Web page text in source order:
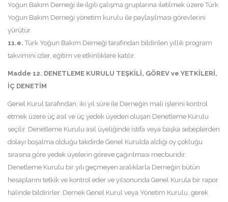
Yoğun Bakım Derneği ile ilgili çalışma gruplarına iletilmek üzere Türk
Yoğun Bakım Derneği yönetim kurulu ile paylaşılması görevlerini
yürütür.
11.e. Türk Yoğun Bakım Derneği tarafından bildirilen yıllık program
takvimini izler, eğitim ve etkinliklere katılır.
Madde 12. DENETLEME KURULU TEŞKİLİ, GÖREV ve YETKİLERİ,
İÇ DENETİM
Genel Kurul tarafından, iki yıl süre ile Derneğin mali işlerini kontrol
etmek üzere üç asıl ve üç yedek üyeden oluşan Denetleme Kurulu
seçilir. Denetleme Kurulu asıl üyeliğinde istifa veya başka sebeplerden
dolayı boşalma olduğu takdirde Genel Kurulda aldığı oy çokluğu
sırasına göre yedek üyelerin göreve çağırılması mecburidir.
Denetleme Kurulu bir yılı geçmeyen aralıklarla Derneğin bütün
hesaplarını tetkik ve kontrol eder ve yılsonunda Genel Kurula bir rapor
halinde bildirirler. Dernek Genel Kurul veya Yönetim Kurulu, gerek